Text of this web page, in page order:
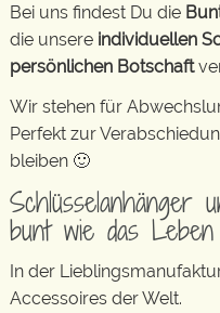
Bei uns findest Du die
die unsere individuellen
persönlichen Botschaft
Wir stehen für
Perfekt zur
bleiben 🙂
Schlüsselanhänger
bunt wie das Leben
In der
Accessoires der Welt.